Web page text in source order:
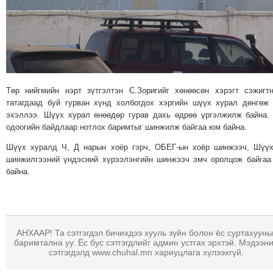
МЭДЭХҮЙ
ЭРДЭНЭТ
ҮЙЛДВЭРИЙН
ТОЙРОНД
ХАВРЫН
ЧУУЛГАНЫ
ТОЙРОНД
"ОУВС"-
ТОЙРОНД
"ЖИ
ТАЙМ"ЫН
Төр нийгмийн нэрт зүтгэлтэн С.Зоригийг хөнөөсөн хэрэгт
татагдаад буй гурван хүнд холбогдох хэргийн шүүх хурал дөнгөж
эхэллээ. Шүүх хурал өнөөдөр гурав дахь өдрөө үргэлжилж
одоогийн байдлаар нотлох баримтыг шинжилж байгаа юм байна.
Шүүх хуралд Ч, Д нарын хоёр гэрч, ОБЕГ-ын хоёр шинжээч,
шинжилгээний үндэсний хүрээлэнгийн шинжээч эмч оролцож
байна.
АНХААР! Та сэтгэгдэл бичихдээ хууль зүйн болон ёс
баримтална уу. Ёс бус сэтгэгдлийг админ устгах эрхтэй.
сэтгэгдэлд www.chuhal.mn хариуцлага хүлээхгүй.